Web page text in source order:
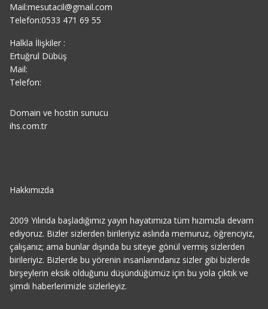
Mail:mesutacil@gmail.com
Telefon:0533 471 69 55
Halkla İlişkiler :
Ertuğrul Dübüş
Mail:
Telefon:
Domain ve hostin sunucu
ihs.com.tr
Hakkımızda
2009 Yılında başladığımız yayın hayatımıza tüm hızımızla devam
ediyoruz. Bizler sizlerden birileriyiz aslında memuruz, öğrenciyiz,
çalışanız; ama bunlar dışında bu siteye gönül vermiş sizlerden
birileriyiz. Bizlerde bu yörenin insanlarındanız sizler gibi bizlerde
birşeylerin eksik olduğunu düşündüğümüz için bu yola çıktık ve
şimdi haberlerimizle sizlerleyiz.